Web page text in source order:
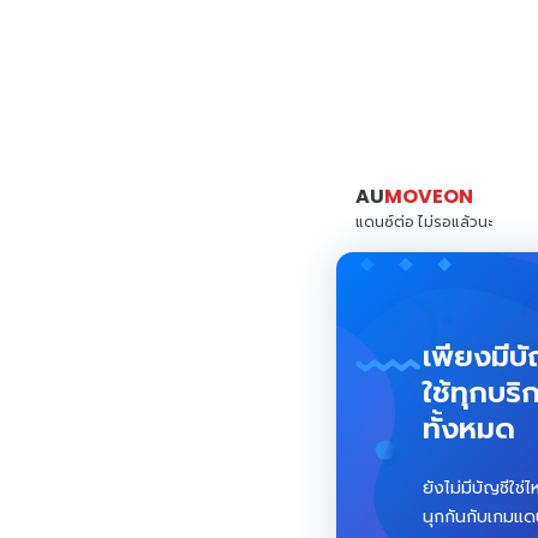
AUMOVEON
แดนซ์ต่อ ไม่รอแล้วนะ
เพียงมี
ใช้ทุกบริ
ทั้งหมด
ยังไม่มีบัญชีใช่
นุกกันกับเกมแ